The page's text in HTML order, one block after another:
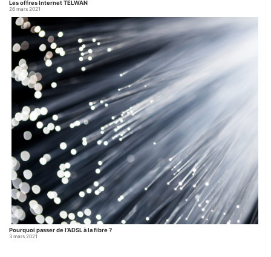
Nos solutions TELWAN pour les
professionnels
25 novembre 2020
L’entreprise propose plusieurs solutions adaptées pour les professionnels. Ici nous vous
détaillons l’ensemble de ce que nous proposons pour vous. Chaque jour la technologie
évolue et s’améliore, c’est dans cet esprit que nous voulons répondre à vos besoins en
s’adaptant et en évoluant chaque jour. Les solutions en Internet Fibre pour les
professionnels Depuis 2007 […]...
Lire la suite…
Les offres Internet TELWAN
26 mars 2021
Pourquoi passer de l’ADSL à la fibre ?
3 mars 2021